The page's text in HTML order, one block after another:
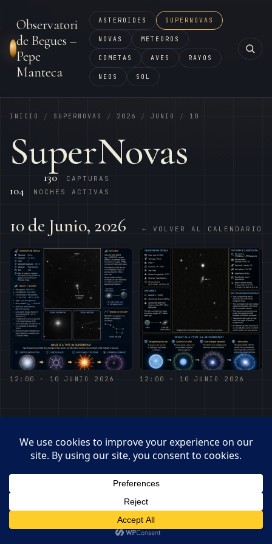
Observatori
de Begues –
Pepe
Manteca
ASTEROIDES SUPERNOVAS
NOVAS METEOROS
COMETAS AVES RAYOS
NEOS SOL
INICIO / SUPERNOVAS / 2026 / JUNIO / 10
SuperNovas
130 CAPTURAS
104 NOCHES ACTIVAS
10 de Junio, 2026 ← VOLVER AL CALENDARIO
12:00 · 10 JUNIO 2026 12:00 · 10 JUNIO 2026
© 2026 · OBSERVATORI DE BEGUES – PEPE MANTECA
BEGUES · 41.33°N · 1.92°E